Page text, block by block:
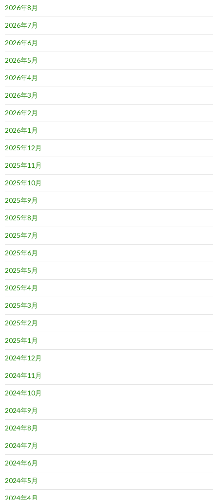
2026年8月
2026年7月
2026年6月
2026年5月
2026年4月
2026年3月
2026年2月
2026年1月
2025年12月
2025年11月
2025年10月
2025年9月
2025年8月
2025年7月
2025年6月
2025年5月
2025年4月
2025年3月
2025年2月
2025年1月
2024年12月
2024年11月
2024年10月
2024年9月
2024年8月
2024年7月
2024年6月
2024年5月
2024年4月